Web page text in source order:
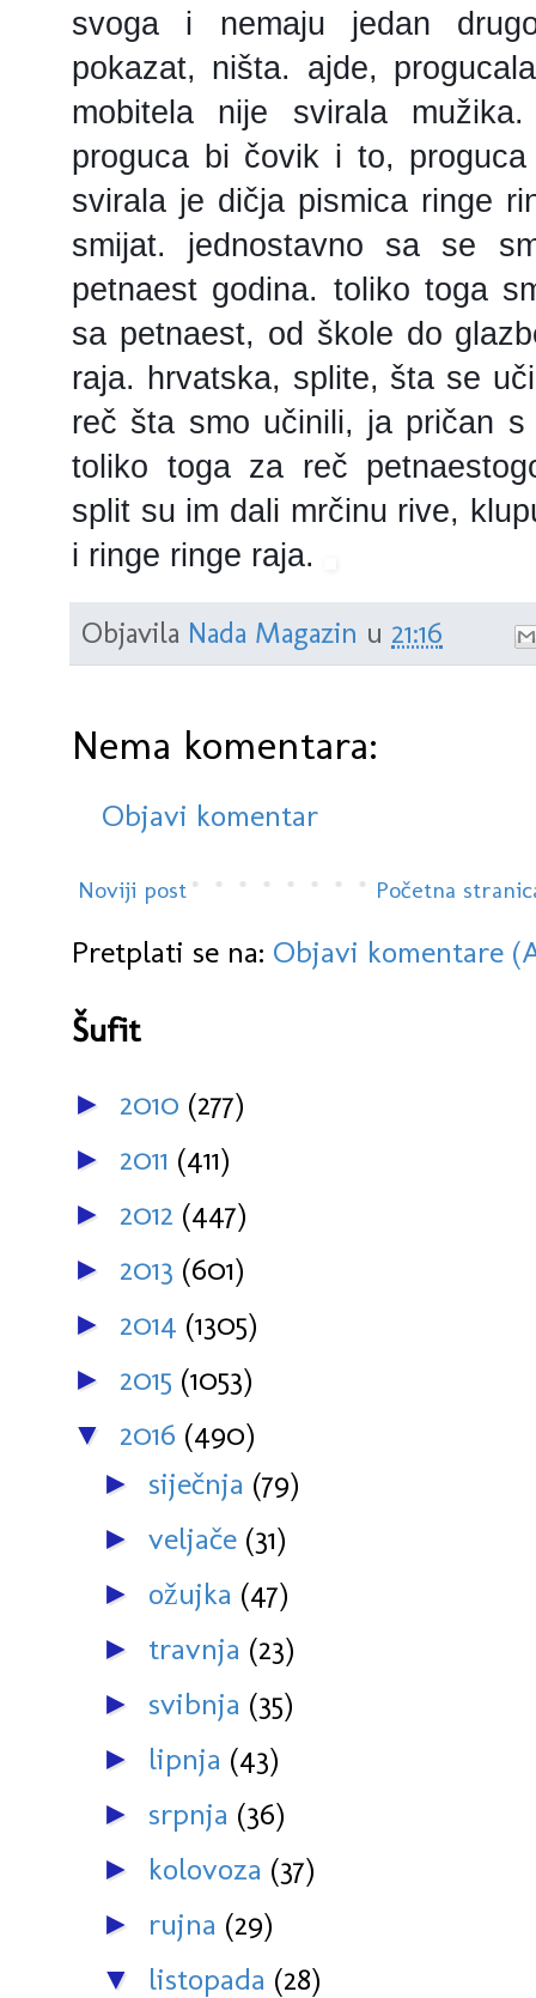
svoga i nemaju jedan
pokazat, ništa. ajde,
mobitela nije svirala
proguca bi čovik i to,
svirala je dičja pismica ringe
smijat. jednostavno sa se
petnaest godina. toliko toga
sa petnaest, od škole do
raja. hrvatska, splite, šta se
reč šta smo učinili, ja pričan
toliko toga za reč
split su im dali mrčinu rive,
i ringe ringe raja.
Objavila Nada Magazin u 21:16
Nema komentara:
Objavi komentar
Noviji post Početna
Pretplati se na: Objavi komentare
Šufit
► 2010 (277)
► 2011 (411)
► 2012 (447)
► 2013 (601)
► 2014 (1305)
► 2015 (1053)
▼ 2016 (490)
► siječnja (79)
► veljače (31)
► ožujka (47)
► travnja (23)
► svibnja (35)
► lipnja (43)
► srpnja (36)
► kolovoza (37)
► rujna (29)
▼ listopada (28)